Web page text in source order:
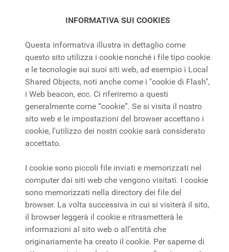
INFORMATIVA SUI COOKIES
Questa informativa illustra in dettaglio come
questo sito utilizza i cookie nonché i file tipo cookie
e le tecnologie sui suoi siti web, ad esempio i Local
Shared Objects, noti anche come i "cookie di Flash",
i Web beacon, ecc. Ci riferiremo a questi
generalmente come “cookie”. Se si visita il nostro
sito web e le impostazioni del browser accettano i
cookie, l'utilizzo dei nostri cookie sarà considerato
accettato.
I cookie sono piccoli file inviati e memorizzati nel
computer dai siti web che vengono visitati. I cookie
sono memorizzati nella directory dei file del
browser. La volta successiva in cui si visiterà il sito,
il browser leggerà il cookie e ritrasmetterà le
informazioni al sito web o all'entità che
originariamente ha creato il cookie. Per saperne di